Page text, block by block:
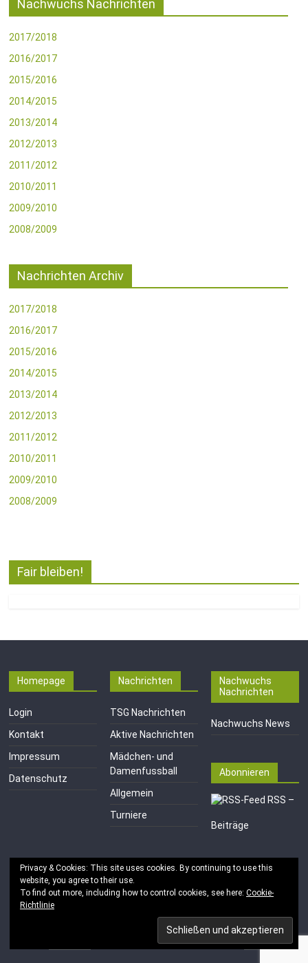
Nachwuchs Nachrichten
2017/2018
2016/2017
2015/2016
2014/2015
2013/2014
2012/2013
2011/2012
2010/2011
2009/2010
2008/2009
Nachrichten Archiv
2017/2018
2016/2017
2015/2016
2014/2015
2013/2014
2012/2013
2011/2012
2010/2011
2009/2010
2008/2009
Fair bleiben!
Homepage
Login
Kontakt
Impressum
Datenschutz
Nachrichten
TSG Nachrichten
Aktive Nachrichten
Mädchen- und
Damenfussball
Allgemein
Turniere
Nachwuchs
Nachrichten
Nachwuchs News
Abonnieren
RSS –
Beiträge
Privacy & Cookies: This site uses cookies. By continuing to use this
website, you agree to their use.
To find out more, including how to control cookies, see here: Cookie-
Richtlinie
Copyright © 2026
vorbehalten.
von ThemeGrill. Bereitgestellt vonWordPress